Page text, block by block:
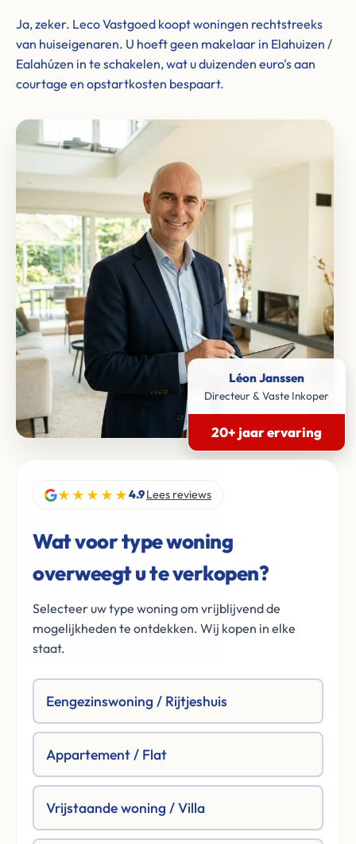
Ja, zeker. Leco Vastgoed koopt woningen rechtstreeks
van huiseigenaren. U hoeft geen makelaar in Elahuizen /
Ealahúzen in te schakelen, wat u duizenden euro's aan
courtage en opstartkosten bespaart.
Léon Janssen
Directeur & Vaste Inkoper
20+ jaar ervaring
★★★★★4.9Lees reviews
Wat voor type woning
overweegt u te verkopen?
Selecteer uw type woning om vrijblijvend de
mogelijkheden te ontdekken. Wij kopen in elke
staat.
Eengezinswoning / Rijtjeshuis
Appartement / Flat
Vrijstaande woning / Villa